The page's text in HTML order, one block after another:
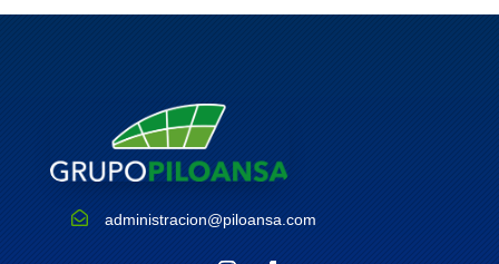
 administracion@piloansa.com